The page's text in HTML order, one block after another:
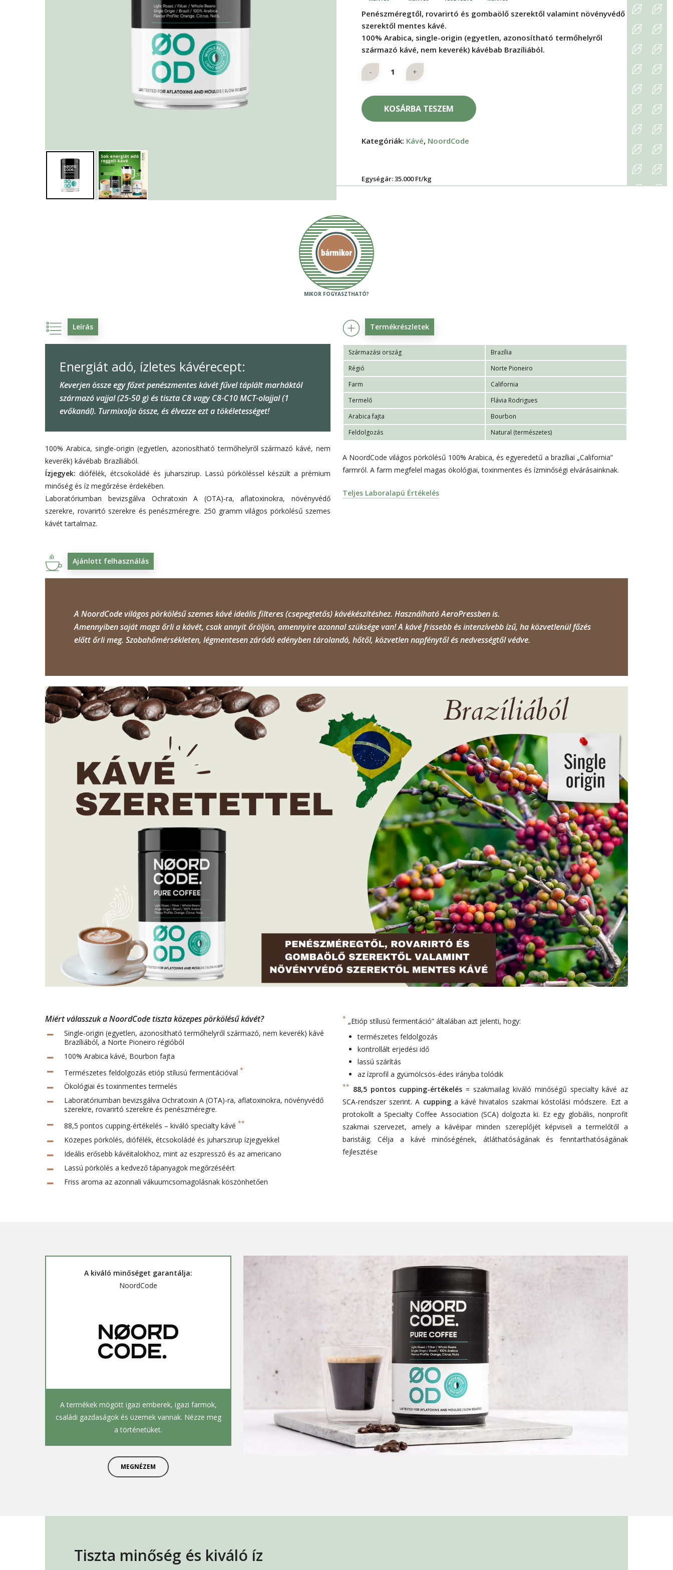
Nyomja meg az ENTER-t a kereséshez, vagy az ESC-t a bezáráshoz.
Penészméregtől, rovarirtó és gombaölő szerektől valamint növényvédő
szerektől mentes kávé.
100% Arabica, single-origin (egyetlen, azonosítható termőhelyről
származó kávé, nem keverék) kávébab Brazíliából.
Egységár: 35.000 Ft/kg
KOSÁRBA TESZEM
Kategóriák: Kávé, NoordCode
Leírás
Energiát adó, ízletes kávérecept:
Keverjen össze egy főzet penészmentes kávét fűvel táplált marháktól
származó vajjal (25-50 g) és tiszta C8 vagy C8-C10 MCT-olajjal (1
evőkanál). Turmixolja össze, és élvezze ezt a tökéletességet!
100% Arabica, single-origin (egyetlen, azonosítható termőhelyről származó kávé, nem
keverék) kávébab Brazíliából.
Ízjegyek: diófélék, étcsokoládé és juharszirup. Lassú pörköléssel készült a prémium
minőség és íz megőrzése érdekében.
Laboratóriumban bevizsgálva Ochratoxin A (OTA)-ra, aflatoxinokra, növényvédő
szerekre, rovarirtó szerekre és penészméregre. 250 gramm világos pörkölésű szemes
kávét tartalmaz.
Termékrészletek
Származási ország
Brazília
Régió
Norte Pioneiro
Farm
California
Termelő
Flávia Rodrigues
Arabica fajta
Bourbon
Feldolgozás
Natural (természetes)
A NoordCode világos pörkölésű 100% Arabica, és egyeredetű a brazíliai „California”
farmról. A farm megfelel magas ökológiai, toxinmentes és ízminőségi elvárásainknak.
Teljes Laboralapú Értékelés
Ajánlott felhasználás
A NoordCode világos pörkölésű szemes kávé ideális filteres (csepegtetős) kávékészítéshez. Használható AeroPressben is.
Amennyiben saját maga őrli a kávét, csak annyit őröljön, amennyire azonnal szüksége van! A kávé frissebb és intenzívebb ízű, ha közvetlenül főzés
előtt őrli meg. Szobahőmérsékleten, légmentesen záródó edényben tárolandó, hőtől, közvetlen napfénytől és nedvességtől védve.
Miért válasszuk a NoordCode tiszta közepes pörkölésű kávét?
Single-origin (egyetlen, azonosítható termőhelyről származó, nem keverék) kávé
Brazíliából, a Norte Pioneiro régióból
100% Arabica kávé, Bourbon fajta
Természetes feldolgozás etióp stílusú fermentációval *
Ökológiai és toxinmentes termelés
Laboratóriumban bevizsgálva Ochratoxin A (OTA)-ra, aflatoxinokra, növényvédő
szerekre, rovarirtó szerekre és penészméregre.
88,5 pontos cupping-értékelés – kiváló specialty kávé **
Közepes pörkölés, diófélék, étcsokoládé és juharszirup ízjegyekkel
Ideális erősebb kávéitalokhoz, mint az eszpresszó és az americano
Lassú pörkölés a kedvező tápanyagok megőrzéséért
Friss aroma az azonnali vákuumcsomagolásnak köszönhetően
* „Etióp stílusú fermentáció” általában azt jelenti, hogy:
természetes feldolgozás
kontrollált erjedési idő
lassú szárítás
az ízprofil a gyümölcsös-édes irányba tolódik
** 88,5 pontos cupping-értékelés = szakmailag kiváló minőségű specialty kávé az
SCA-rendszer szerint. A cuppinga kávé hivatalos szakmai kóstolási módszere. Ezt a
protokollt a Specialty Coffee Association (SCA) dolgozta ki. Ez egy globális, nonprofit
szakmai szervezet, amely a kávéipar minden szereplőjét képviseli a termelőtől a
baristáig. Célja a kávé minőségének, átláthatóságának és fenntarthatóságának
fejlesztése
A kiváló minőséget garantálja:
NoordCode
A termékek mögött igazi emberek, igazi farmok,
családi gazdaságok és üzemek vannak. Nézze meg
a történetüket.
MEGNÉZEM
Tiszta minőség és kiváló íz